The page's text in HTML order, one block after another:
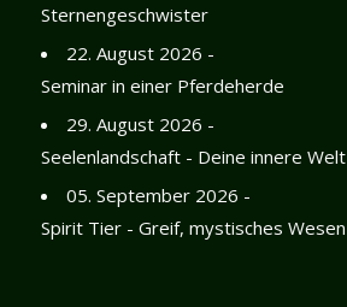
Sternengeschwister
22. August 2026 -
Seminar in einer Pferdeherde
29. August 2026 -
Seelenlandschaft - Deine innere Welt
05. September 2026 -
Spirit Tier - Greif, mystisches Wesen